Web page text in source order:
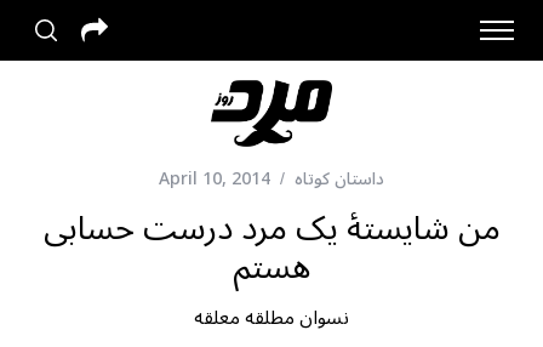
داستان کوتاه April 10, 2014
من شایستهٔ یک مرد درست حسابی
هستم
نسوان مطلقه معلقه